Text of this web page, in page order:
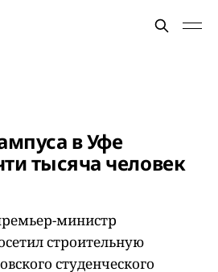
в Уфе
тысяча человек
министр
строительную
студенческого